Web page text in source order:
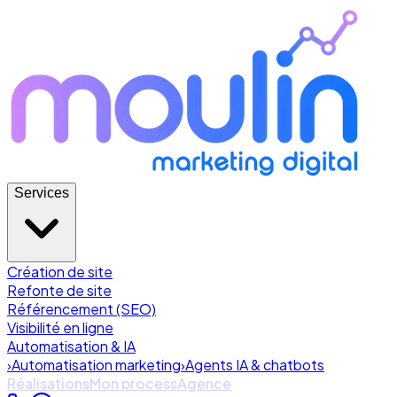
Services
Création de site
Refonte de site
Référencement (SEO)
Visibilité en ligne
Automatisation & IA
›Automatisation marketing›Agents IA & chatbots
RéalisationsMon processAgence